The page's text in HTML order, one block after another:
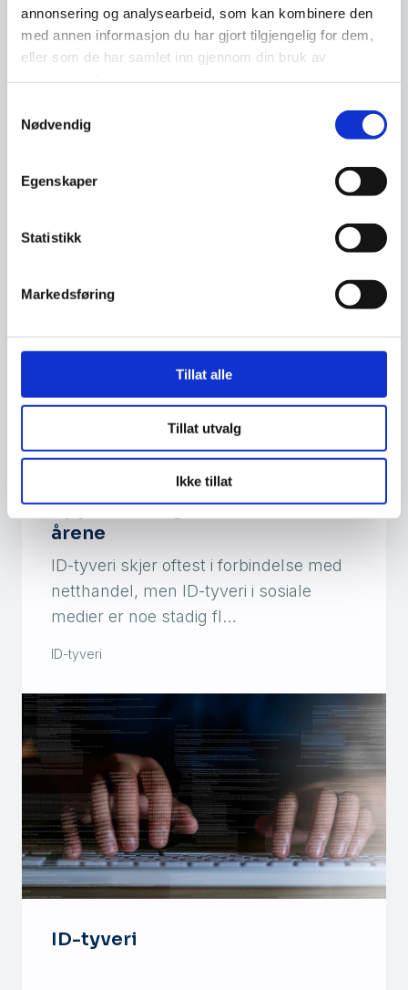
annonsering og analysearbeid, som kan kombinere den
med annen informasjon du har gjort tilgjengelig for dem,
eller som de har samlet inn gjennom din bruk av
Nødvendig
Egenskaper
Statistikk
Markedsføring
Tillat alle
Tillat utvalg
Ikke tillat
Program torsdag 8. juni på Det
Juridiske Fakultet, Universitetet i
Nye tall: 150 000 nordmenn har
opplevd ID-tyveri de siste
årene
ID-tyveri skjer oftest i forbindelse med
netthandel, men ID-tyveri i sosiale
medier er noe stadig fl…
ID-tyveri
ID-tyveri